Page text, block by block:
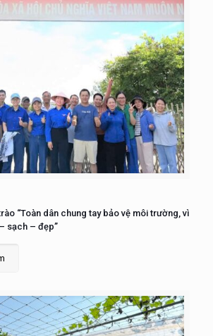
“Toàn dân chung tay bảo vệ môi trường, vì
sạch – đẹp”